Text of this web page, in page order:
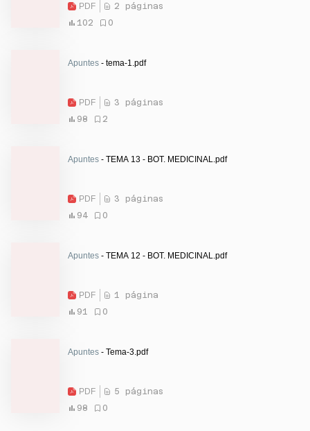
PDF
2 páginas
102
0
Apuntes - tema-1.pdf
PDF
3 páginas
98
2
Apuntes - TEMA 13 - BOT. MEDICINAL.pdf
PDF
3 páginas
94
0
Apuntes - TEMA 12 - BOT. MEDICINAL.pdf
PDF
1 página
91
0
Apuntes - Tema-3.pdf
PDF
5 páginas
98
0